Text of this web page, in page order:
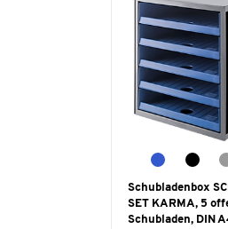
Schubladenbox
SET KARMA, 5
Schubladen, DIN